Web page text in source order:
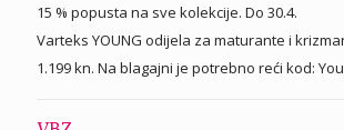
15 % popusta na sve kolekcije. Do 30.4.
Varteks YOUNG odijela za maturante i
1.199 kn. Na blagajni je potrebno reći kod: